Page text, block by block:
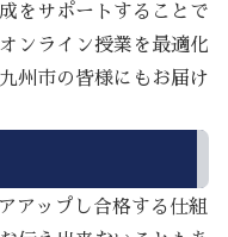
をサポートすることで
ンライン授業を最適化
州市の皆様にもお届け
アップし合格する仕組